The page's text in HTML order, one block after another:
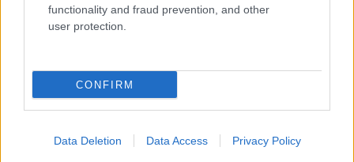
functionality and fraud prevention, and other
user protection.
CONFIRM
Data Deletion Data Access Privacy Policy
Lamezia International Film Fest: arte e cultura si